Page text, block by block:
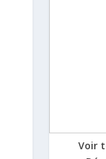
Voir